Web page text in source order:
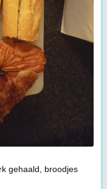
gehaald, broodjes